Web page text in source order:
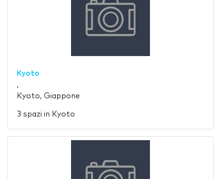
Kyoto
,
Kyoto, Giappone
3 spazi in Kyoto